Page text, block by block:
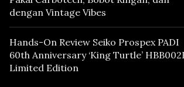
dengan Vintage Vibes
Hands-On Review Seiko Prospex PADI
60th Anniversary ‘King Turtle’
Limited Edition